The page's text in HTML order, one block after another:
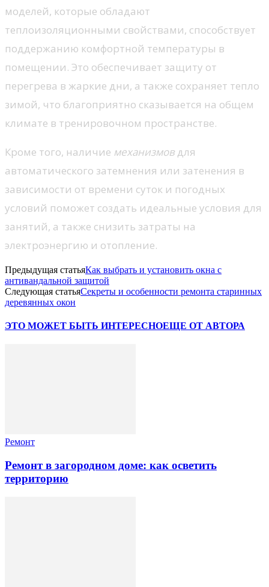
моделей, которые обладают
теплоизоляционными свойствами, способствует
поддержанию комфортной температуры в
помещении. Это обеспечивает защиту от
перегрева в жаркие дни, а также сохраняет тепло
зимой, что благоприятно сказывается на общем
климате в тренировочном пространстве.
Кроме того, наличие механизмов для
автоматического затемнения или затенения в
зависимости от времени суток и погодных
условий поможет создать идеальные условия для
занятий, а также снизить затраты на
электроэнергию и отопление.
Предыдущая статьяКак выбрать и установить окна с
антивандальной защитой
Следующая статьяСекреты и особенности ремонта старинных
деревянных окон
ЭТО МОЖЕТ БЫТЬ ИНТЕРЕСНОЕЩЕ ОТ АВТОРА
Ремонт
Ремонт в загородном доме: как осветить
территорию